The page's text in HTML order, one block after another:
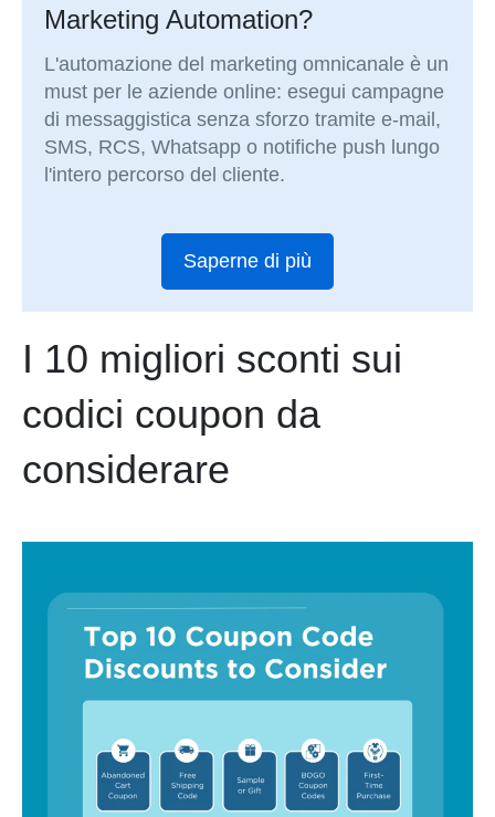
Marketing Automation?
L'automazione del marketing omnicanale è un
must per le aziende online: esegui campagne
di messaggistica senza sforzo tramite e-mail,
SMS, RCS, Whatsapp o notifiche push lungo
l'intero percorso del cliente.
Saperne di più
I 10 migliori sconti sui
codici coupon da
considerare